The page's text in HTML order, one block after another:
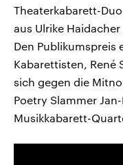
Theaterkabarett-
aus Ulrike
Den Publikumspreis
Kabarettisten, René
sich gegen die
Poetry Slammer
Musikkabarett-